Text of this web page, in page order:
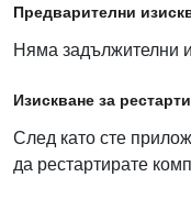
Предварителни
Няма задължителни
Изискване за
След като сте
да рестартирате